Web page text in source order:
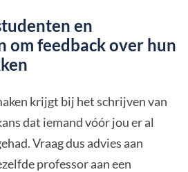
en
om feedback over hun
krijgt bij het schrijven van
dat iemand vóór jou er al
Vraag dus advies aan
professor aan een